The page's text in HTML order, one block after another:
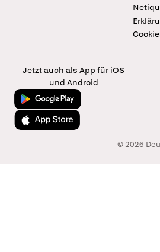
Jetzt auch als App für iOS
und Android
Jetzt bei Google Play
Laden im App Store
© 2026